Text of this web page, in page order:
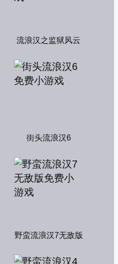
流浪汉之监狱风云
街头流浪汉6
野蛮流浪汉7无敌版